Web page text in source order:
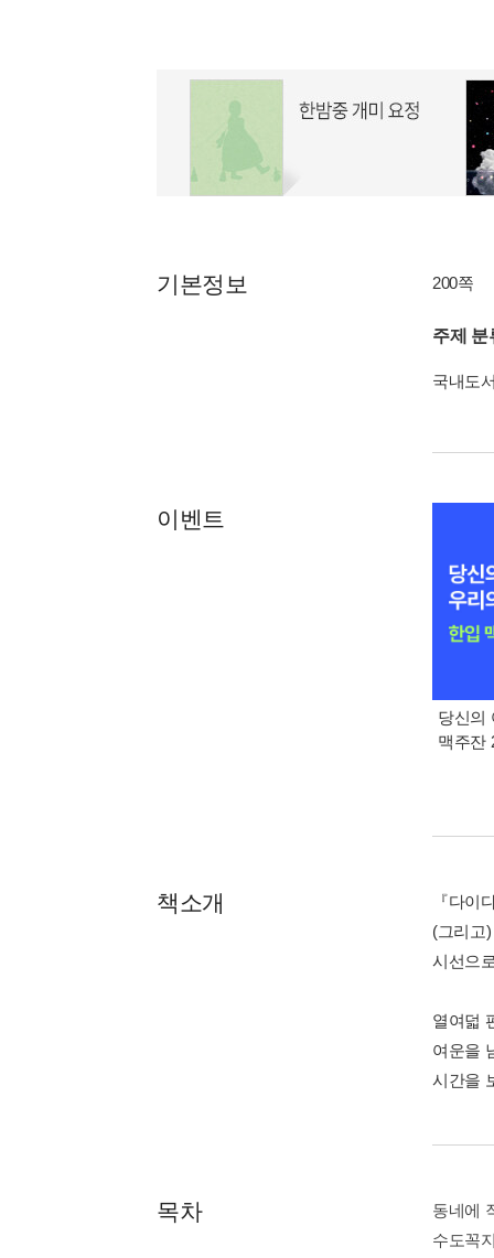
기본정보 200쪽
주제 분
국내도
이벤트
당신의
맥주잔
책소개
『다이
(그리고
시선으
열여덟
여운을
시간을
목차
동네에
수도꼭